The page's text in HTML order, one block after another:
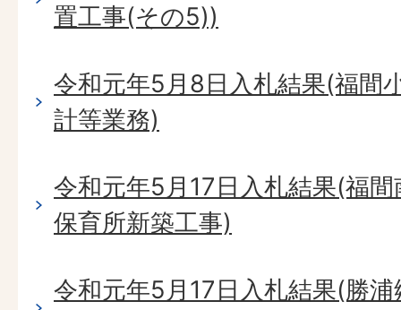
置工事(その5))
令和元年5月8日入札結果(福間
計等業務)
令和元年5月17日入札結果(福
保育所新築工事)
令和元年5月17日入札結果(勝